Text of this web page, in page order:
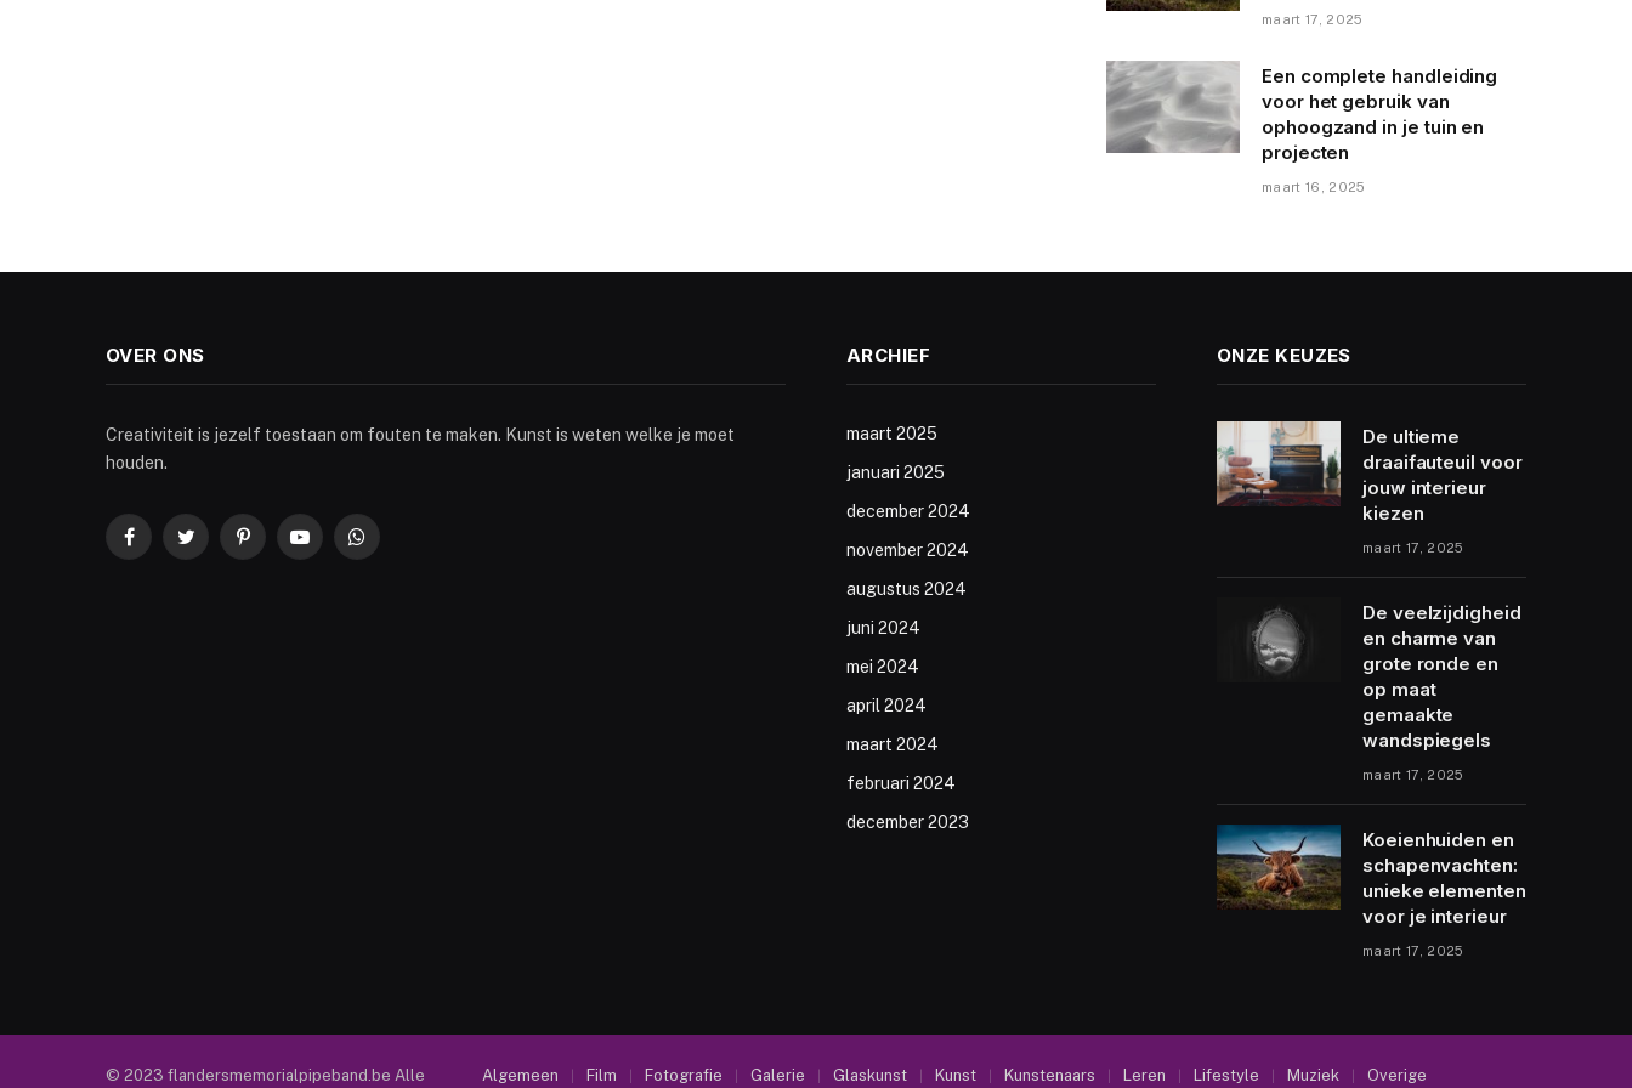
maart 17, 2025
Een complete handleiding
voor het gebruik van
ophoogzand in je tuin en
projecten
maart 16, 2025
OVER ONS
Creativiteit is jezelf toestaan om fouten te maken. Kunst is weten welke je moet
houden.
FacebookTwitterPinterestYouTubeWhatsApp
ARCHIEF
maart 2025
januari 2025
december 2024
november 2024
augustus 2024
juni 2024
mei 2024
april 2024
maart 2024
februari 2024
december 2023
ONZE KEUZES
De ultieme
draaifauteuil voor
jouw interieur
kiezen
maart 17, 2025
De veelzijdigheid
en charme van
grote ronde en
op maat
gemaakte
wandspiegels
maart 17, 2025
Koeienhuiden en
schapenvachten:
unieke elementen
voor je interieur
maart 17, 2025
© 2023 flandersmemorialpipeband.be Alle Algemeen Film Fotografie Galerie Glaskunst Kunst Kunstenaars Leren Lifestyle Muziek Overige